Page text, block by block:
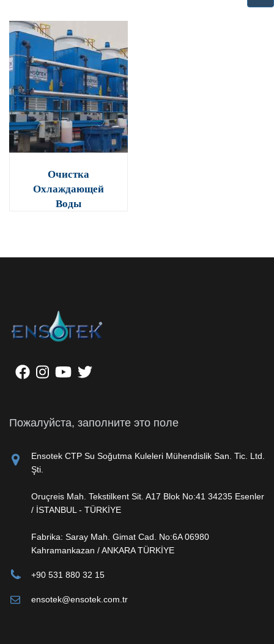
Очистка
Охлаждающей
Воды
Пожалуйста, заполните это поле
Ensotek CTP Su Soğutma Kuleleri Mühendislik San. Tic. Ltd.
Şti.
Oruçreis Mah. Tekstilkent Sit. A17 Blok No:41 34235 Esenler
/ İSTANBUL - TÜRKİYE
Fabrika: Saray Mah. Gimat Cad. No:6A 06980
Kahramankazan / ANKARA TÜRKİYE
+90 531 880 32 15
ensotek@ensotek.com.tr